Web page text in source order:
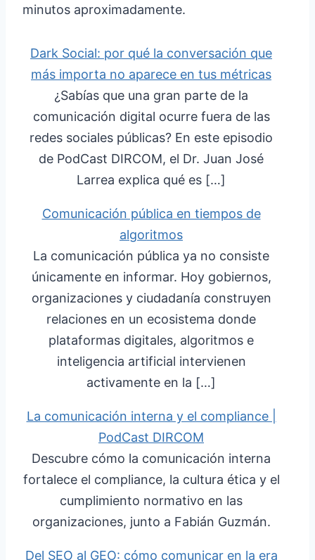
minutos aproximadamente.
Dark Social: por qué la conversación que
más importa no aparece en tus métricas
¿Sabías que una gran parte de la
comunicación digital ocurre fuera de las
redes sociales públicas? En este episodio
de PodCast DIRCOM, el Dr. Juan José
Larrea explica qué es […]
Comunicación pública en tiempos de
algoritmos
La comunicación pública ya no consiste
únicamente en informar. Hoy gobiernos,
organizaciones y ciudadanía construyen
relaciones en un ecosistema donde
plataformas digitales, algoritmos e
inteligencia artificial intervienen
activamente en la […]
La comunicación interna y el compliance |
PodCast DIRCOM
Descubre cómo la comunicación interna
fortalece el compliance, la cultura ética y el
cumplimiento normativo en las
organizaciones, junto a Fabián Guzmán.
Del SEO al GEO: cómo comunicar en la era